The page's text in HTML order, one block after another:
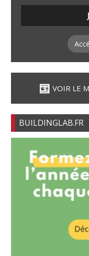
VOIR LE
BUILDINGLAB.FR